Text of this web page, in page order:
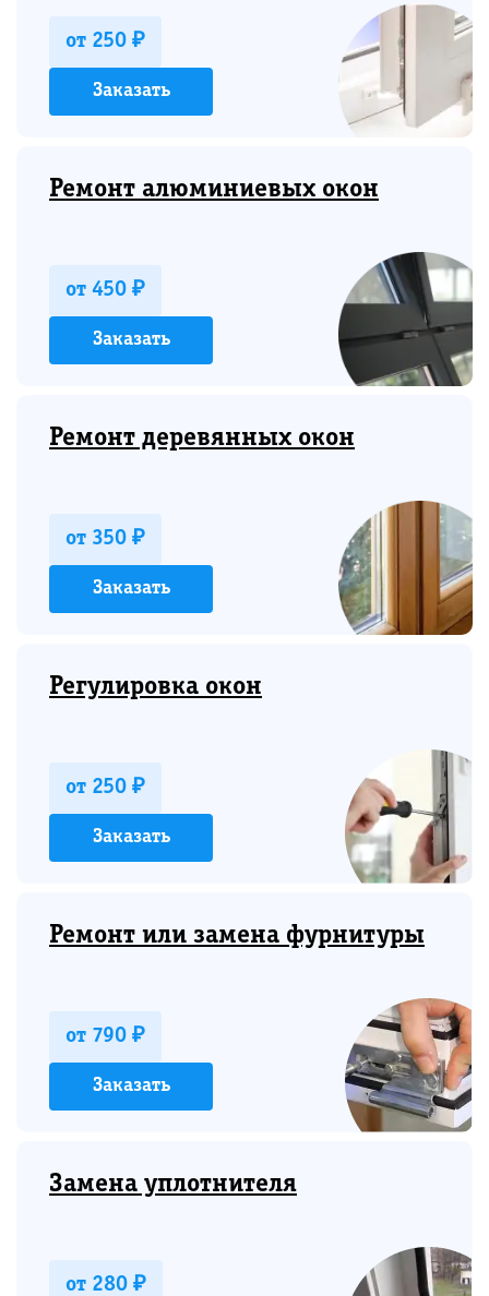
от 250 ₽
Заказать
Ремонт алюминиевых окон
от 450 ₽
Заказать
Ремонт деревянных окон
от 350 ₽
Заказать
Регулировка окон
от 250 ₽
Заказать
Ремонт или замена фурнитуры
от 790 ₽
Заказать
Замена уплотнителя
от 280 ₽